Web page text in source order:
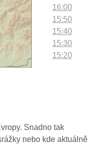
16:00
15:50
15:40
15:30
15:20
14:20
14:10
Snadno tak
nebo kde aktuálně